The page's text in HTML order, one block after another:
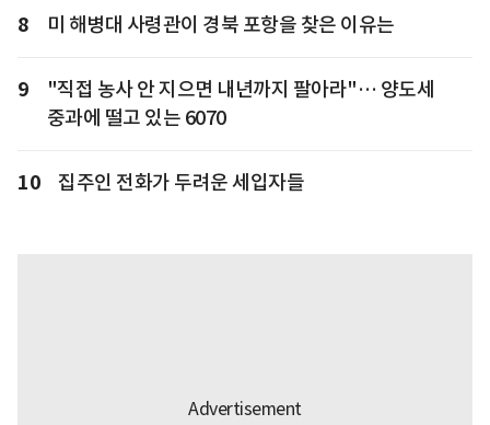
8 미 해병대 사령관이 경북 포항을 찾은 이유는
9
"직접 농사 안 지으면 내년까지 팔아라"… 양도세
중과에 떨고 있는 6070
10 집주인 전화가 두려운 세입자들